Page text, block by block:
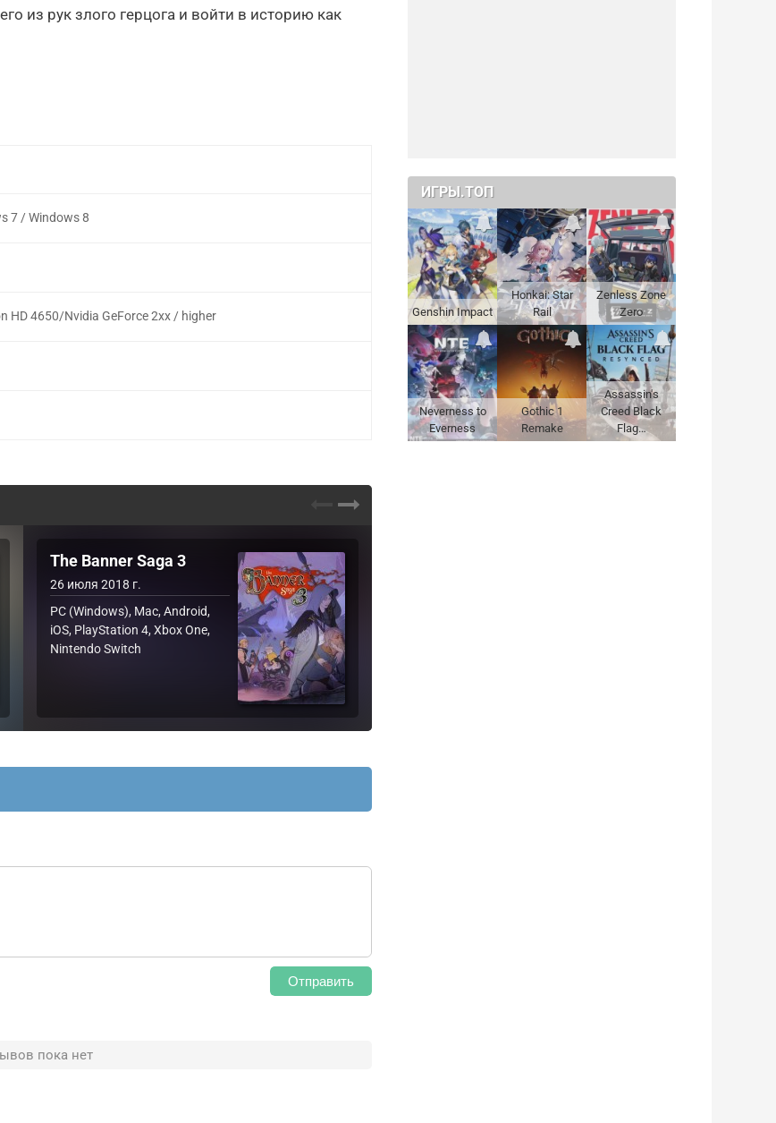
из рук злого герцога и войти в историю как
7 / Windows 8
HD 4650/Nvidia GeForce 2xx / higher
The Banner Saga 3
26 июля 2018 г.
PC (Windows), Mac, Android,
iOS, PlayStation 4, Xbox One,
Nintendo Switch
Отправить
пока нет
ИГРЫ.ТОП
Genshin Impact
Honkai: Star
Rail
Zenless Zone
Zero
Neverness to
Everness
Gothic 1
Remake
Assassin's
Creed Black
Flag…